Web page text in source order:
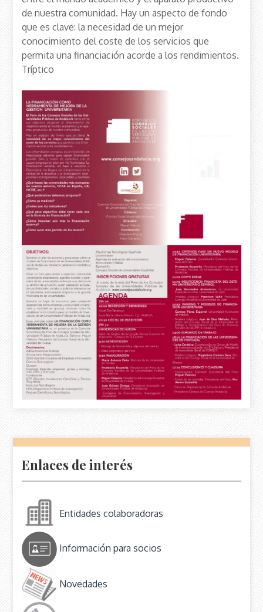
de nuestra comunidad. Hay un aspecto de fondo
que es clave: la necesidad de un mejor
conocimiento del coste de los servicios que
permita una financiación acorde a los rendimientos.
Tríptico
Enlaces de interés
Entidades colaboradoras
Información para socios
Novedades